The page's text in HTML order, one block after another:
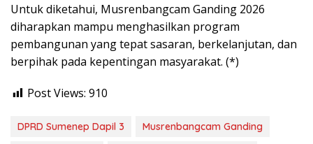
Untuk diketahui, Musrenbangcam Ganding 2026
diharapkan mampu menghasilkan program
pembangunan yang tepat sasaran, berkelanjutan, dan
berpihak pada kepentingan masyarakat. (*)
Post Views: 910
DPRD Sumenep Dapil 3
Musrenbangcam Ganding